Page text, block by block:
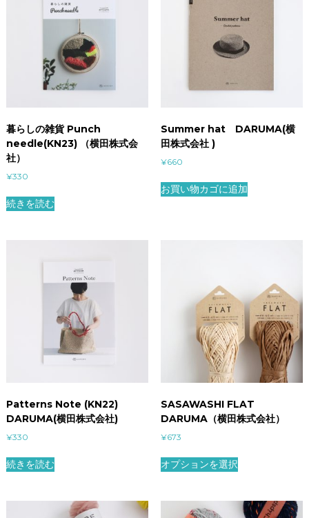
暮らしの雑貨 Punch
needle(KN23) （横田株式会
社）
¥330
続きを読む
Summer hat DARUMA(横
田株式会社 )
¥660
お買い物カゴに追加
Patterns Note (KN22)
DARUMA(横田株式会社)
¥330
続きを読む
SASAWASHI FLAT
DARUMA（横田株式会社）
¥673
オプションを選択